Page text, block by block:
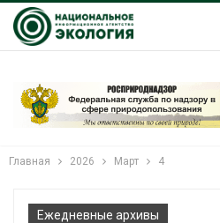
Главная 2026 Март 4
Ежедневные архивы